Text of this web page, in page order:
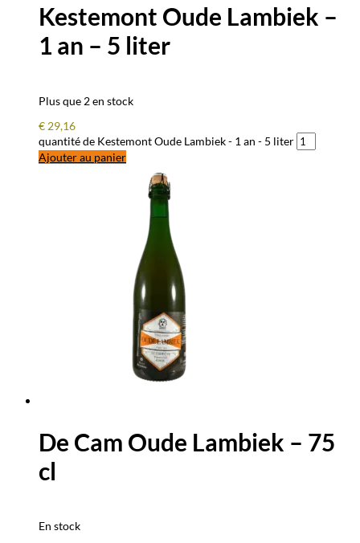
Kestemont Oude Lambiek –
1 an – 5 liter
Plus que 2 en stock
€ 29,16
quantité de Kestemont Oude Lambiek - 1 an - 5 liter
Ajouter au panier
De Cam Oude Lambiek – 75
cl
En stock